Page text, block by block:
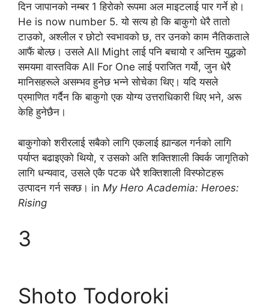
दिन जापानको नम्बर 1 हिरोको रूपमा अल माइटलाई पार गर्ने हो।
He is now number 5. यो सत्य हो कि बाकुगो धेरै तातो
टाउको, अश्लील र छोटो स्वभावको छ, तर उनको काम नैतिकताले
आफैं बोल्छ। उसले All Might लाई पनि बचायो र अन्तिम युद्धको
समयमा वास्तविक All For One लाई पराजित गर्यो, जुन धेरै
मानिसहरूले असम्भव हुनेछ भन्ने सोचेका थिए। यदि यसले
प्रमाणित गर्दैन कि बाकुगो एक योग्य उत्तराधिकारी थिए भने, अरू
केहि हुनेछैन।
बाकुगोको शरीरलाई सबैको लागि एकलाई ह्यान्डल गर्नको लागि
पर्याप्त बढाइएको थियो, र उसको अति शक्तिशाली क्विर्क जागृतिको
लागि धन्यवाद, उसले एकै पटक धेरै शक्तिशाली विस्फोटहरू
उत्पादन गर्न सक्छ। in My Hero Academia: Heroes:
Rising
3
Shoto Todoroki